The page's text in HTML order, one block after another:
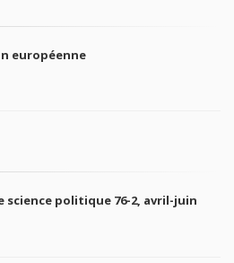
européenne
science politique 76-2, avril-juin